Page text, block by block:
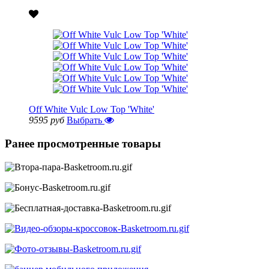
Off White Vulc Low Top 'White'
9595 руб Выбрать
Ранее просмотренные товары